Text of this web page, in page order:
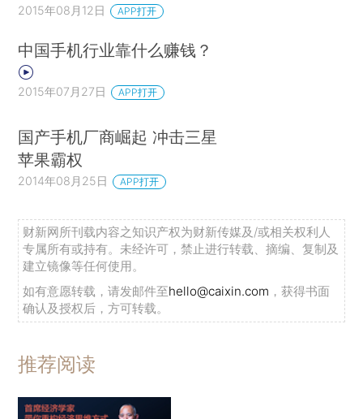
2015年08月12日 APP打开
中国手机行业靠什么赚钱？
2015年07月27日 APP打开
国产手机厂商崛起 冲击三星
苹果霸权
2014年08月25日 APP打开
财新网所刊载内容之知识产权为财新传媒及/或相关权利人
专属所有或持有。未经许可，禁止进行转载、摘编、复制及
建立镜像等任何使用。
如有意愿转载，请发邮件至hello@caixin.com ，获得书面
确认及授权后，方可转载。
推荐阅读